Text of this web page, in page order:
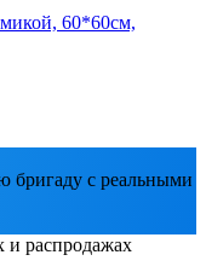
60*60см,
бригаду с реальными
и распродажах